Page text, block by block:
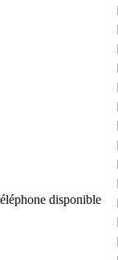
disponible